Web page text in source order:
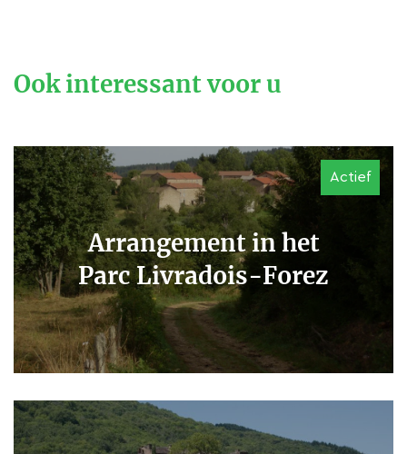
Ook interessant voor u
Actief
Arrangement in het
Parc Livradois-Forez